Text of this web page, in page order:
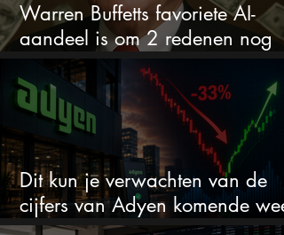
Warren Buffetts favoriete AI-
aandeel is om 2 redenen nog
steeds koopwaardig
Dit kun je verwachten van de
cijfers van Adyen komende
na 33% daling